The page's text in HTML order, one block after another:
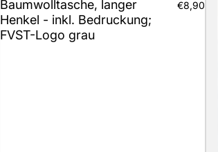
Baumwolltasche, langer
Henkel - inkl. Bedruckung;
FVST-Logo grau
€8,90